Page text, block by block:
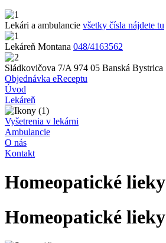
Lekári a ambulancie všetky čísla nájdete tu
Lekáreň Montana 048/4163562
Sládkovičova 7/A 974 05 Banská Bystrica
Objednávka eReceptu
Úvod
Lekáreň
Vyšetrenia v lekárni
Ambulancie
O nás
Kontakt
Homeopatické lieky
Homeopatické lieky